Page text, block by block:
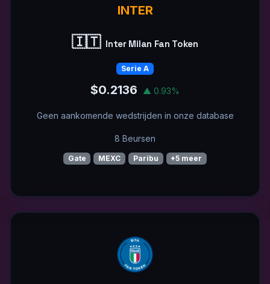
INTER
🇮🇹 Inter Milan Fan Token
Serie A
$0.2136 ▲ 0.93%
Geen aankomende wedstrijden in onze database
8 Beursen
Gate MEXC Paribu +5 meer